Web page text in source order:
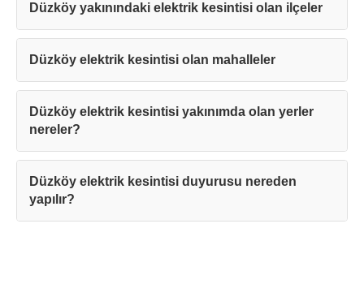
Düzköy yakınındaki elektrik kesintisi olan ilçeler
Düzköy elektrik kesintisi olan mahalleler
Düzköy elektrik kesintisi yakınımda olan yerler
nereler?
Düzköy elektrik kesintisi duyurusu nereden
yapılır?